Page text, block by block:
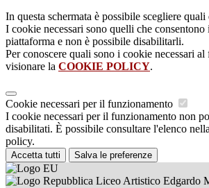
In questa schermata è possibile scegliere
I cookie necessari sono quelli che
piattaforma e non è possibile disabilitarli.
Per conoscere quali sono i cookie necessari
visionare la COOKIE POLICY.
Cookie necessari per il funzionamento
I cookie necessari per il funzionamento non
disabilitati. È possibile consultare l'elenco
policy.
Accetta tutti Salva le preferenze
Liceo Artistico Edgardo